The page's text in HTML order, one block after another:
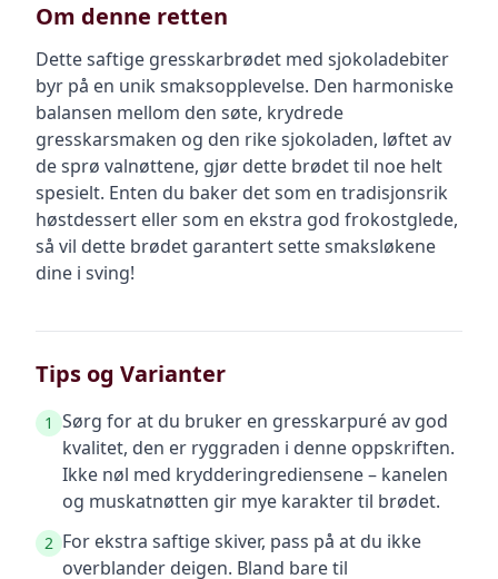
Om denne retten
Dette saftige gresskarbrødet med sjokoladebiter
byr på en unik smaksopplevelse. Den harmoniske
balansen mellom den søte, krydrede
gresskarsmaken og den rike sjokoladen, løftet av
de sprø valnøttene, gjør dette brødet til noe helt
spesielt. Enten du baker det som en tradisjonsrik
høstdessert eller som en ekstra god frokostglede,
så vil dette brødet garantert sette smaksløkene
dine i sving!
Tips og Varianter
1 Sørg for at du bruker en gresskarpuré av god
kvalitet, den er ryggraden i denne oppskriften.
Ikke nøl med krydderingrediensene – kanelen
og muskatnøtten gir mye karakter til brødet.
2 For ekstra saftige skiver, pass på at du ikke
overblander deigen. Bland bare til